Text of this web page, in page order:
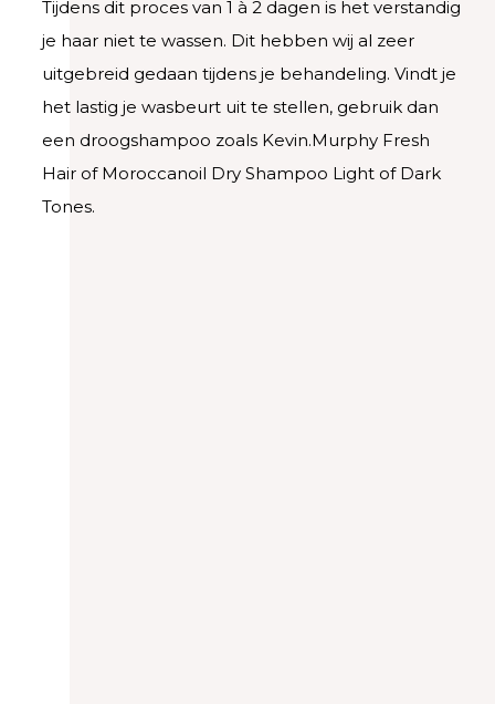
Tijdens dit proces van 1 à 2 dagen is het verstandig
je haar niet te wassen. Dit hebben wij al zeer
uitgebreid gedaan tijdens je behandeling. Vindt je
het lastig je wasbeurt uit te stellen, gebruik dan
een droogshampoo zoals Kevin.Murphy Fresh
Hair of Moroccanoil Dry Shampoo Light of Dark
Tones.